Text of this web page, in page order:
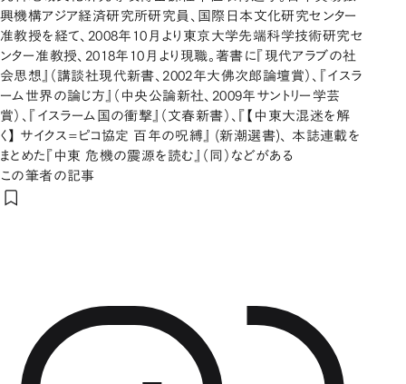
興機構アジア経済研究所研究員、国際日本文化研究センター
准教授を経て、2008年10月より東京大学先端科学技術研究セ
ンター准教授、2018年10月より現職。著書に『現代アラブの社
会思想』（講談社現代新書、2002年大佛次郎論壇賞）、『イスラ
ーム世界の論じ方』（中央公論新社、2009年サントリー学芸
賞）、『イスラーム国の衝撃』（文春新書）、『【中東大混迷を解
く】 サイクス=ピコ協定 百年の呪縛』 (新潮選書)、 本誌連載を
まとめた『中東 危機の震源を読む』（同）などがある
この筆者の記事